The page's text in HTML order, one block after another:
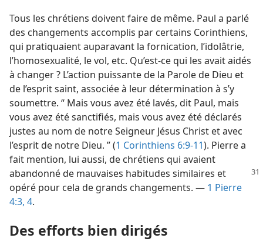
Tous les chrétiens doivent faire de même. Paul a parlé
des changements accomplis par certains Corinthiens,
qui pratiquaient auparavant la fornication, l’idolâtrie,
l’homosexualité, le vol, etc. Qu’est-ce qui les avait aidés
à changer ? L’action puissante de la Parole de Dieu et
de l’esprit saint, associée à leur détermination à s’y
soumettre. “ Mais vous avez été lavés, dit Paul, mais
vous avez été sanctifiés, mais vous avez été déclarés
justes au nom de notre Seigneur Jésus Christ et avec
l’esprit de notre Dieu. ” (1 Corinthiens 6:9-11). Pierre a
fait mention, lui aussi, de chrétiens qui avaient
abandonné de mauvaises habitudes similaires et
opéré pour cela de grands changements. — 1 Pierre
4:3, 4.
Des efforts bien dirigés